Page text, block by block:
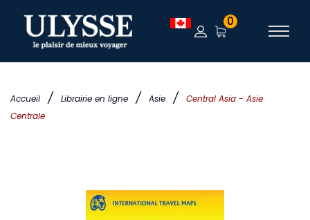
Accueil / Librairie en ligne / Asie /
Central Asia - Asie
Centrale
0